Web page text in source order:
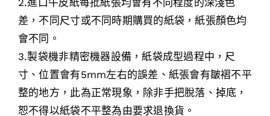
2.進口牛皮紙每批紙張均會有不同程度的深淺色
差，不同尺寸或不同時期購買的紙袋，紙張顏色均
會不同。
3.製袋機非精密機器設備，紙袋成型過程中，尺
寸、位置會有5mm左右的誤差、紙張會有皺褶不平
整的地方，此為正常現象，除非手把脫落、掉底，
恕不得以紙袋不平整為由要求退換貨。